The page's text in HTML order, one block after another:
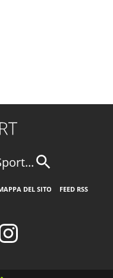
DEL SITO
FEED RSS